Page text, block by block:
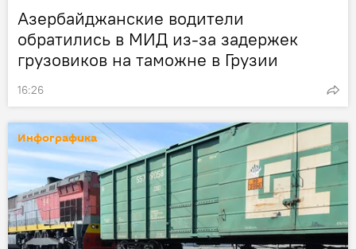
Азербайджанские водители
обратились в МИД из-за задержек
грузовиков на таможне в Грузии
16:26
Инфографика